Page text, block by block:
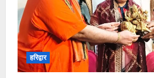
हरिद्वार